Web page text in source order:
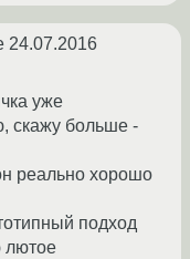
24.07.2016
уже
больше -
реально хорошо
подход
лютое